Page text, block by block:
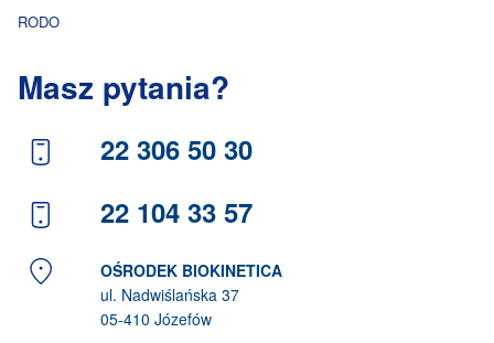
RODO
Masz pytania?
22 306 50 30
22 104 33 57
OŚRODEK BIOKINETICA
ul. Nadwiślańska 37
05-410 Józefów